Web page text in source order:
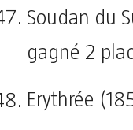
Soudan du
gagné 2
Erythrée